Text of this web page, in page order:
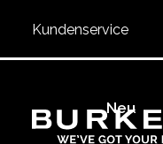
Kundenservice
Neu